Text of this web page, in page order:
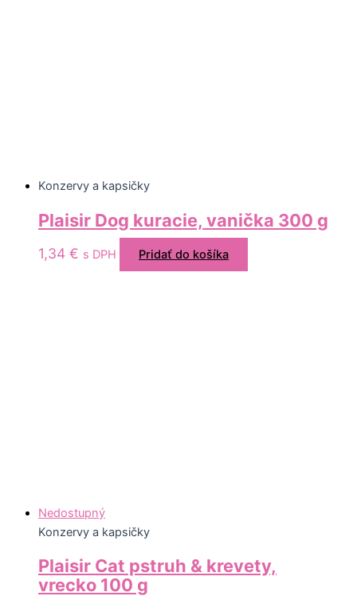
Konzervy a kapsičky
Plaisir Dog kuracie, vanička 300 g
1,34 € s DPH Pridať do košíka
Nedostupný
Konzervy a kapsičky
Plaisir Cat pstruh & krevety,
vrecko 100 g